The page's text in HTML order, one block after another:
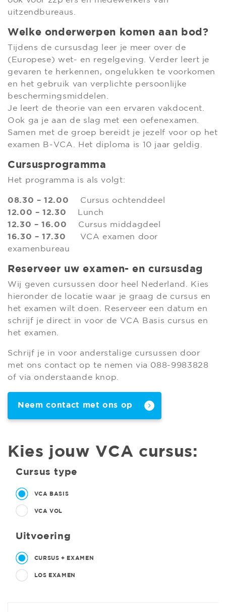
uitzendbureaus.
Welke onderwerpen komen aan bod?
Tijdens de cursusdag leer je meer over de
(Europese) wet- en regelgeving. Verder leert je
gevaren te herkennen, ongelukken te voorkomen
en het gebruik van verplichte persoonlijke
beschermingsmiddelen.
Je leert de theorie van een ervaren vakdocent.
Ook ga je aan de slag met een oefenexamen.
Samen met de groep bereidt je jezelf voor op het
examen B-VCA. Het diploma is 10 jaar geldig.
Cursusprogramma
Het programma is als volgt:
08.30 – 12.00 Cursus ochtenddeel
12.00 – 12.30 Lunch
12.30 – 16.00 Cursus middagdeel
16.30 – 17.30 VCA examen door
examenbureau
Reserveer uw examen- en cursusdag
Wij geven cursussen door heel Nederland. Kies
hieronder de locatie waar je graag de cursus en
het examen wilt doen. Reserveer een datum en
schrijf je direct in voor de VCA Basis cursus en
het examen.
Schrijf je in voor anderstalige cursussen door
met ons contact op te nemen via 088-9983828
of via onderstaande knop.
Neem contact met ons op
Kies jouw VCA cursus:
Cursus type
VCA BASIS
VCA VOL
Uitvoering
CURSUS + EXAMEN
LOS EXAMEN